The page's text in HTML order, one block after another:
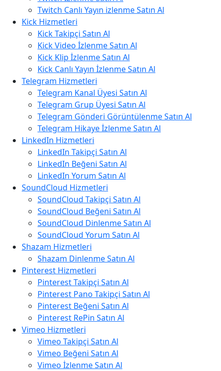
Twitch Canlı Yayın izlenme Satın Al
Kick Hizmetleri
Kick Takipçi Satın Al
Kick Video İzlenme Satın Al
Kick Klip İzlenme Satın Al
Kick Canlı Yayın İzlenme Satın Al
Telegram Hizmetleri
Telegram Kanal Üyesi Satın Al
Telegram Grup Üyesi Satın Al
Telegram Gönderi Görüntülenme Satın Al
Telegram Hikaye İzlenme Satın Al
LinkedIn Hizmetleri
LinkedIn Takipçi Satın Al
LinkedIn Beğeni Satın Al
LinkedIn Yorum Satın Al
SoundCloud Hizmetleri
SoundCloud Takipçi Satın Al
SoundCloud Beğeni Satın Al
SoundCloud Dinlenme Satın Al
SoundCloud Yorum Satın Al
Shazam Hizmetleri
Shazam Dinlenme Satın Al
Pinterest Hizmetleri
Pinterest Takipçi Satın Al
Pinterest Pano Takipçi Satın Al
Pinterest Beğeni Satın Al
Pinterest RePin Satın Al
Vimeo Hizmetleri
Vimeo Takipçi Satın Al
Vimeo Beğeni Satın Al
Vimeo İzlenme Satın Al